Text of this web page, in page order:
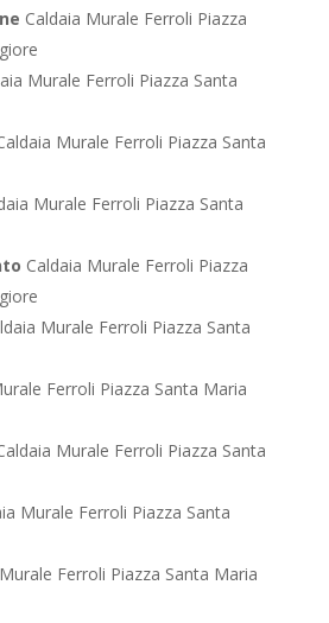
Caldaia Murale Ferroli Piazza
Murale Ferroli Piazza Santa
Murale Ferroli Piazza Santa
Murale Ferroli Piazza Santa
Caldaia Murale Ferroli Piazza
Murale Ferroli Piazza Santa
Ferroli Piazza Santa Maria
Murale Ferroli Piazza Santa
Murale Ferroli Piazza Santa
Ferroli Piazza Santa Maria